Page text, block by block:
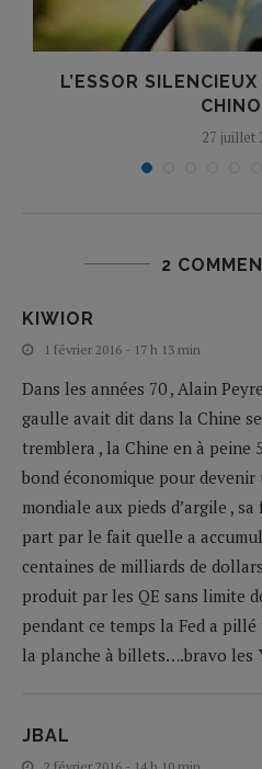
L’ESSOR
27 juillet
2
KIWIOR
1 février 2016 - 17 h 13 min
Dans les années 70 , Alain
gaulle avait dit dans la Chine
tremblera , la Chine en à peine
bond économique pour devenir
mondiale aux pieds d’argile ,
part par le fait quelle a
centaines de milliards de
produit par les QE sans limite
pendant ce temps la Fed a
la planche à billets….bravo les
JBAL